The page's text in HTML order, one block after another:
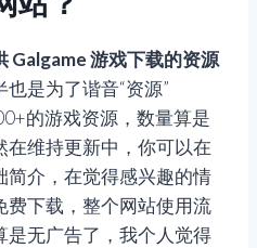
站？
Galgame 游戏下载的资源
是为了谐音“资源”
的游戏资源，数量算是
维持更新中，你可以在
简介，在觉得感兴趣的情
费下载，整个网站使用流
是无广告了，我个人觉得